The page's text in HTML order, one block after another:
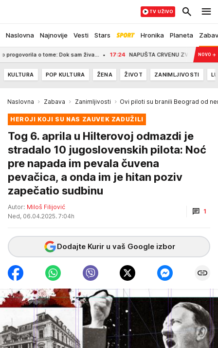
Naslovna Najnovije Vesti Stars Hronika Planeta
TV UŽIVO
Dok sam živa... 17:24 NAPUŠTA CRVENU ZVEZDU? Veliko pojačanje
NOVO →
KULTURA POP KULTURA ŽENA ŽIVOT ZANIMLJIVOSTI
Naslovna Zabava Zanimljivosti Ovi piloti su branili Beograd od
HEROJI KOJI SU NAS ZAUVEK ZADUŽILI
Tog 6. aprila u Hilterovoj odmazdi je
stradalo 10 jugoslovenskih pilota: Noć
pre napada im pevala čuvena
pevačica, a onda im je hitan poziv
zapečatio sudbinu
Autor: Miloš Filijović
Ned, 06.04.2025. 7:04h
1
Dodajte Kurir u vaš Google izbor